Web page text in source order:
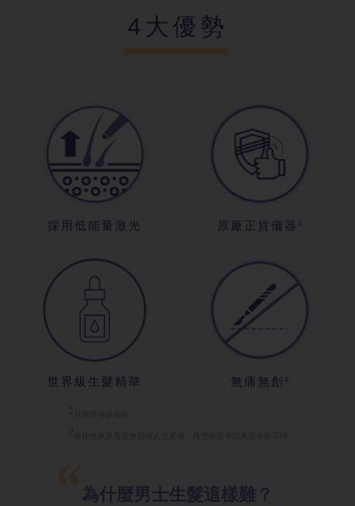
4大優勢
採用低能量激 光 原廠正貨儀器 ¹
世界級生髮精 華 無痛無創²
為什麼男士生髮這樣難？